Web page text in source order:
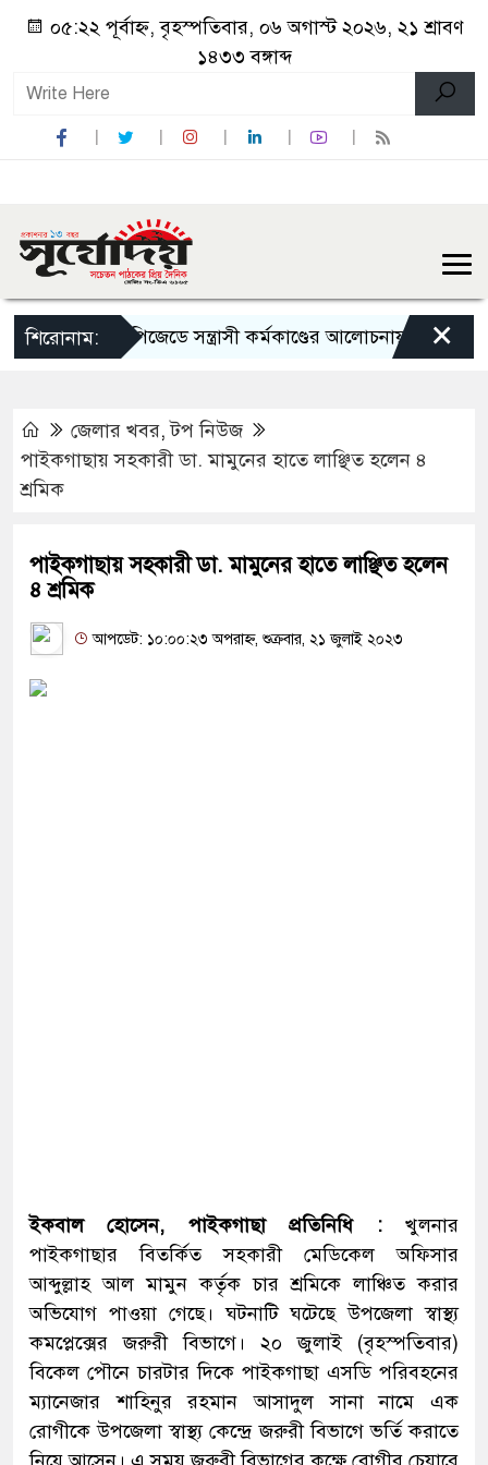
০৫:২২ পূর্বাহ্ন, বৃহস্পতিবার, ০৬ অগাস্ট ২০২৬, ২১ শ্রাবণ
১৪৩৩ বঙ্গাব্দ
শিরোনাম:ইপিজেডে সন্ত্রাসী কর্মকাণ্ডের আলোচনায় নবগঠিত
×
জেলার খবর,টপ নিউজ
পাইকগাছায় সহকারী ডা. মামুনের হাতে লাঞ্ছিত হলেন ৪
শ্রমিক
পাইকগাছায় সহকারী ডা. মামুনের হাতে লাঞ্ছিত হলেন
৪ শ্রমিক
আপডেট: ১০:০০:২৩ অপরাহ্ন, শুক্রবার, ২১ জুলাই ২০২৩
ইকবাল হোসেন, পাইকগাছা প্রতিনিধি :খুলনার
পাইকগাছার বিতর্কিত সহকারী মেডিকেল অফিসার
আব্দুল্লাহ আল মামুন কর্তৃক চার শ্রমিকে লাঞ্চিত করার
অভিযোগ পাওয়া গেছে। ঘটনাটি ঘটেছে উপজেলা স্বাস্থ্য
কমপ্লেক্সের জরুরী বিভাগে। ২০ জুলাই (বৃহস্পতিবার)
বিকেল পৌনে চারটার দিকে পাইকগাছা এসডি পরিবহনের
ম্যানেজার শাহিনুর রহমান আসাদুল সানা নামে এক
রোগীকে উপজেলা স্বাস্থ্য কেন্দ্রে জরুরী বিভাগে ভর্তি করাতে